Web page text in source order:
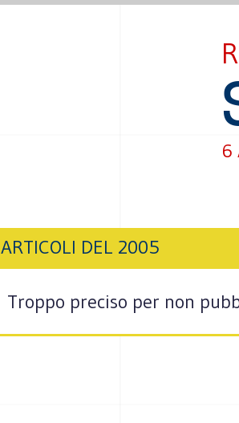
6
ARTICOLI DEL 2005
Troppo preciso per non